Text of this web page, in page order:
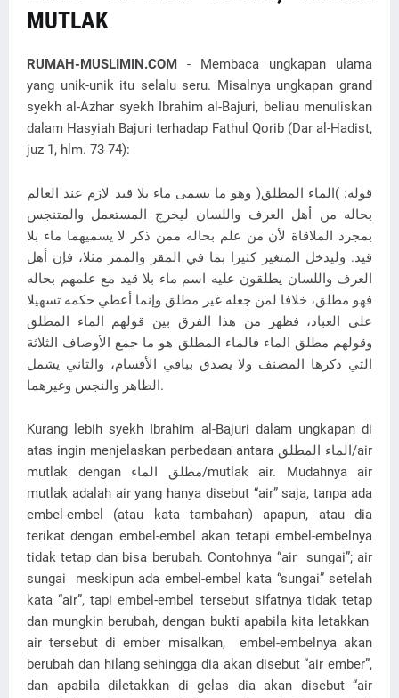
MUTLAK
RUMAH-MUSLIMIN.COM - Membaca ungkapan ulama
yang unik-unik itu selalu seru. Misalnya ungkapan grand
syekh al-Azhar syekh Ibrahim al-Bajuri, beliau menuliskan
dalam Hasyiah Bajuri terhadap Fathul Qorib (Dar al-Hadist,
juz 1, hlm. 73-74):
قوله: )الماء المطلق( وهو ما يسمى ماء بلا قيد لازم عند العالم
بحاله من أهل العرف واللسان ليخرج المستعمل والمتنجس
بمجرد الملاقاة لأن من علم بحاله ممن ذكر لا يسميهما ماء بلا
قيد. وليدخل المتغير كثيرا بما في المقر والممر مثلا، فإن أهل
العرف واللسان يطلقون عليه اسم ماء بلا قيد مع علمهم بحاله
فهو مطلق، خلافا لمن جعله غير مطلق وإنما أعطي حكمه تسهيلا
على العباد، فظهر من هذا الفرق بين قولهم الماء المطلق
وقولهم مطلق الماء فالماء المطلق هو ما جمع الأوصاف الثلاثة
التي ذكرها المصنف ولا يصدق بباقي الأقسام، والثاني يشمل
الطاهر والنجس وغيرهما.
Kurang lebih syekh Ibrahim al-Bajuri dalam ungkapan di
atas ingin menjelaskan perbedaan antara الماء المطلق/air
mutlak dengan مطلق الماء/mutlak air. Mudahnya air
mutlak adalah air yang hanya disebut “air” saja, tanpa ada
embel-embel (atau kata tambahan) apapun, atau dia
terikat dengan embel-embel akan tetapi embel-embelnya
tidak tetap dan bisa berubah. Contohnya “air sungai”; air
sungai meskipun ada embel-embel kata “sungai” setelah
kata “air”, tapi embel-embel tersebut sifatnya tidak tetap
dan mungkin berubah, dengan bukti apabila kita letakkan
air tersebut di ember misalkan, embel-embelnya akan
berubah dan hilang sehingga dia akan disebut “air ember”,
dan apabila diletakkan di gelas dia akan disebut “air